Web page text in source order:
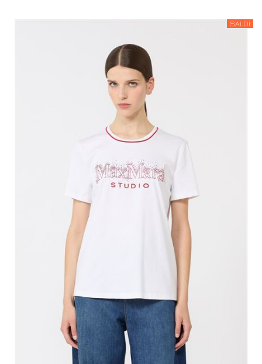
SALDI